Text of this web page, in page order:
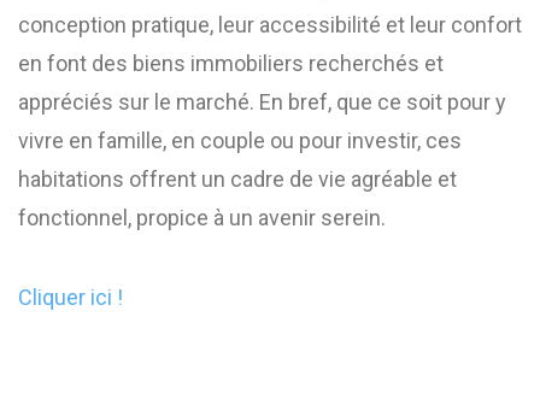
conception pratique, leur accessibilité et leur confort
en font des biens immobiliers recherchés et
appréciés sur le marché. En bref, que ce soit pour y
vivre en famille, en couple ou pour investir, ces
habitations offrent un cadre de vie agréable et
fonctionnel, propice à un avenir serein.
Cliquer ici !